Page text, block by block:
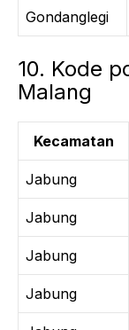
Gondanglegi
10. Kode
Malang
Kecamatan
Jabung
Jabung
Jabung
Jabung